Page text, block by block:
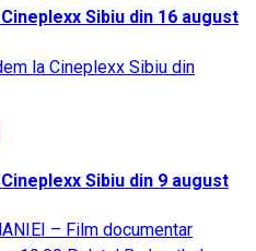
Sibiu din 16 august
Sibiu din 9 august